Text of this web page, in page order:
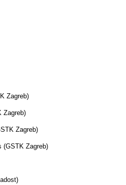
Zagreb)
Zagreb)
Zagreb)
(GSTK Zagreb)